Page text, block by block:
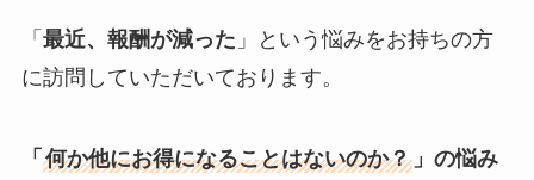
「 最近、報酬が減った 」という悩みをお持ちの方
に訪問していただいております。
「 何か他にお得になることはないのか？」の悩み